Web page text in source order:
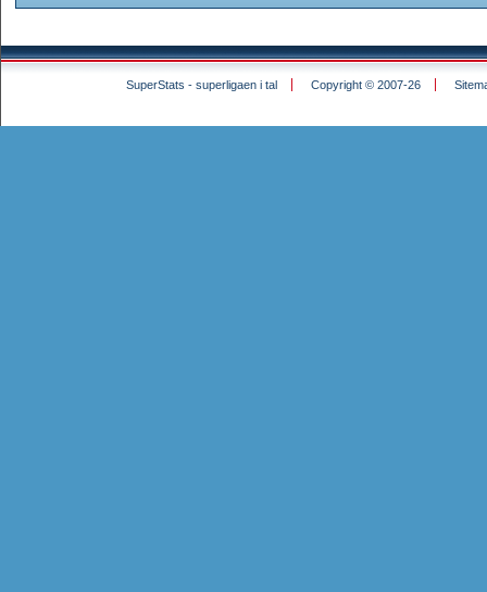
SuperStats - superligaen i tal Copyright © 2007-26